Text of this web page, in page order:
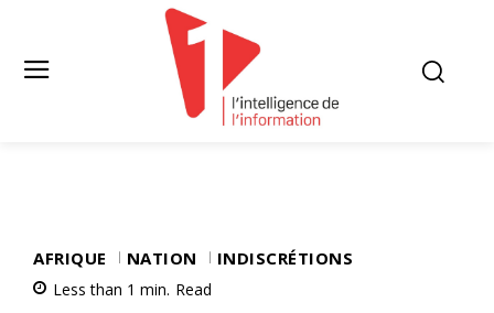
AFRIQUE NATION INDISCRÉTIONS
Less than 1 min. Read